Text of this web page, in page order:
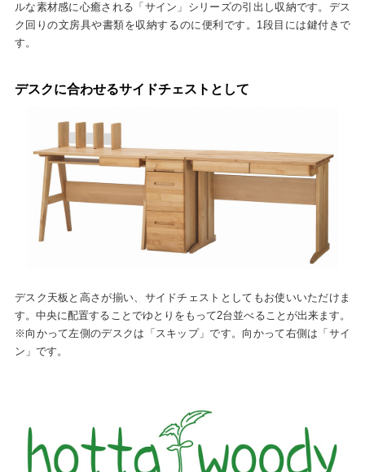
ルな素材感に心癒される「サイン」シリーズの引出し収納です。デス
ク回りの文房具や書類を収納するのに便利です。1段目には鍵付きで
す。
デスクに合わせるサイドチェストとして
デスク天板と高さが揃い、サイドチェストとしてもお使いいただけま
す。中央に配置することでゆとりをもって2台並べることが出来ます。
※向かって左側のデスクは「スキップ」です。向かって右側は「サイ
ン」です。